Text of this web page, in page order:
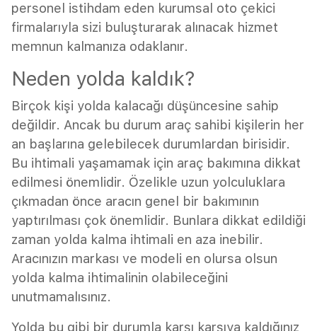
personel istihdam eden kurumsal oto çekici
firmalarıyla sizi buluşturarak alınacak hizmet
memnun kalmanıza odaklanır.
Neden yolda kaldık?
Birçok kişi yolda kalacağı düşüncesine sahip
değildir. Ancak bu durum araç sahibi kişilerin her
an başlarına gelebilecek durumlardan birisidir.
Bu ihtimali yaşamamak için araç bakımına dikkat
edilmesi önemlidir. Özelikle uzun yolculuklara
çıkmadan önce aracın genel bir bakımının
yaptırılması çok önemlidir. Bunlara dikkat edildiği
zaman yolda kalma ihtimali en aza inebilir.
Aracınızın markası ve modeli en olursa olsun
yolda kalma ihtimalinin olabileceğini
unutmamalısınız.
Yolda bu gibi bir durumla karşı karşıya kaldığınız